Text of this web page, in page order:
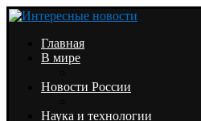
Главная
В мире
Новости России
Наука и технологии